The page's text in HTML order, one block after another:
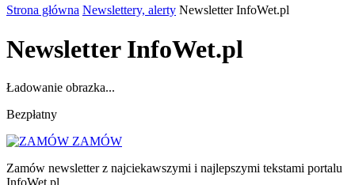
Strona główna Newslettery, alerty Newsletter InfoWet.pl
Newsletter InfoWet.pl
Ładowanie obrazka...
Bezpłatny
ZAMÓW
Zamów newsletter z najciekawszymi i najlepszymi tekstami portalu
InfoWet.pl